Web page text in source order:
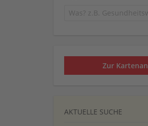
Zur
AKTUELLE SUCHE